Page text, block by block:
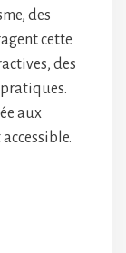
des
cette
des
aux